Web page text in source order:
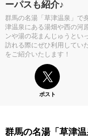
ーパスも紹介♪
群馬の名湯「草津温泉」で
津温泉にある湯畑や西の河
ンや湯の花まんじゅうとい
訪れる際にぜひ利用してい
をご紹介いたします！
ポスト
群馬の名湯「草津